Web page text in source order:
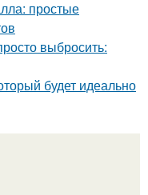
простые
выбросить:
будет идеально